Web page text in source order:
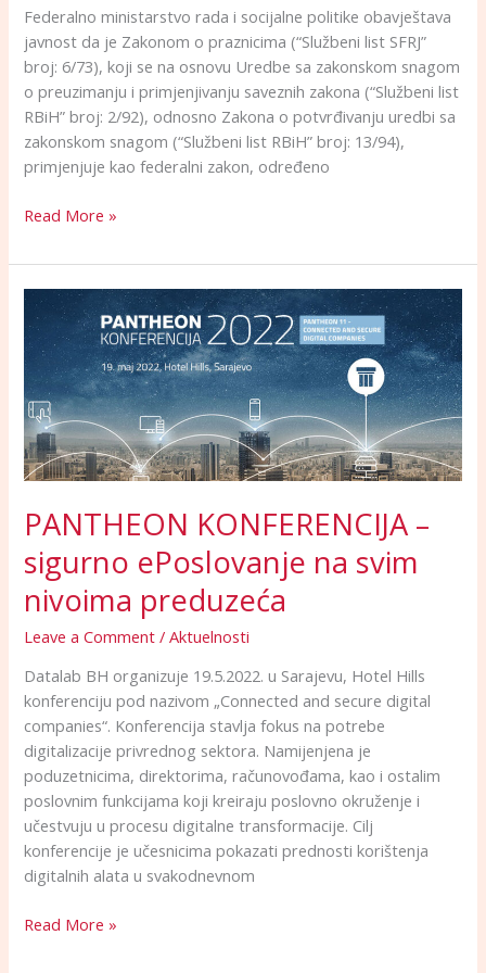
Federalno ministarstvo rada i socijalne politike obavještava
javnost da je Zakonom o praznicima (“Službeni list SFRJ”
broj: 6/73), koji se na osnovu Uredbe sa zakonskom snagom
o preuzimanju i primjenjivanju saveznih zakona (“Službeni list
RBiH” broj: 2/92), odnosno Zakona o potvrđivanju uredbi sa
zakonskom snagom (“Službeni list RBiH” broj: 13/94),
primjenjuje kao federalni zakon, određeno
Read More »
PANTHEON KONFERENCIJA –
sigurno ePoslovanje na svim
nivoima preduzeća
Leave a Comment /Aktuelnosti
Datalab BH organizuje 19.5.2022. u Sarajevu, Hotel Hills
konferenciju pod nazivom „Connected and secure digital
companies“. Konferencija stavlja fokus na potrebe
digitalizacije privrednog sektora. Namijenjena je
poduzetnicima, direktorima, računovođama, kao i ostalim
poslovnim funkcijama koji kreiraju poslovno okruženje i
učestvuju u procesu digitalne transformacije. Cilj
konferencije je učesnicima pokazati prednosti korištenja
digitalnih alata u svakodnevnom
PANTHEON
KONFERENCIJA
–
sigurno
ePoslovanje
na
svim
nivoima
Read More »